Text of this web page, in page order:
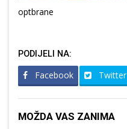
optbrane
PODIJELI NA:
Facebook Twitter
MOŽDA VAS ZANIMA